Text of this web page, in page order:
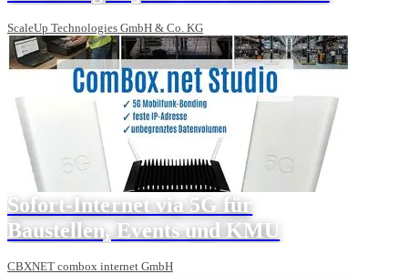
ScaleUp Technologies GmbH & Co. KG
Sofort-Internet via 5G für
Baustellen, Events und KMU
CBXNET combox internet GmbH